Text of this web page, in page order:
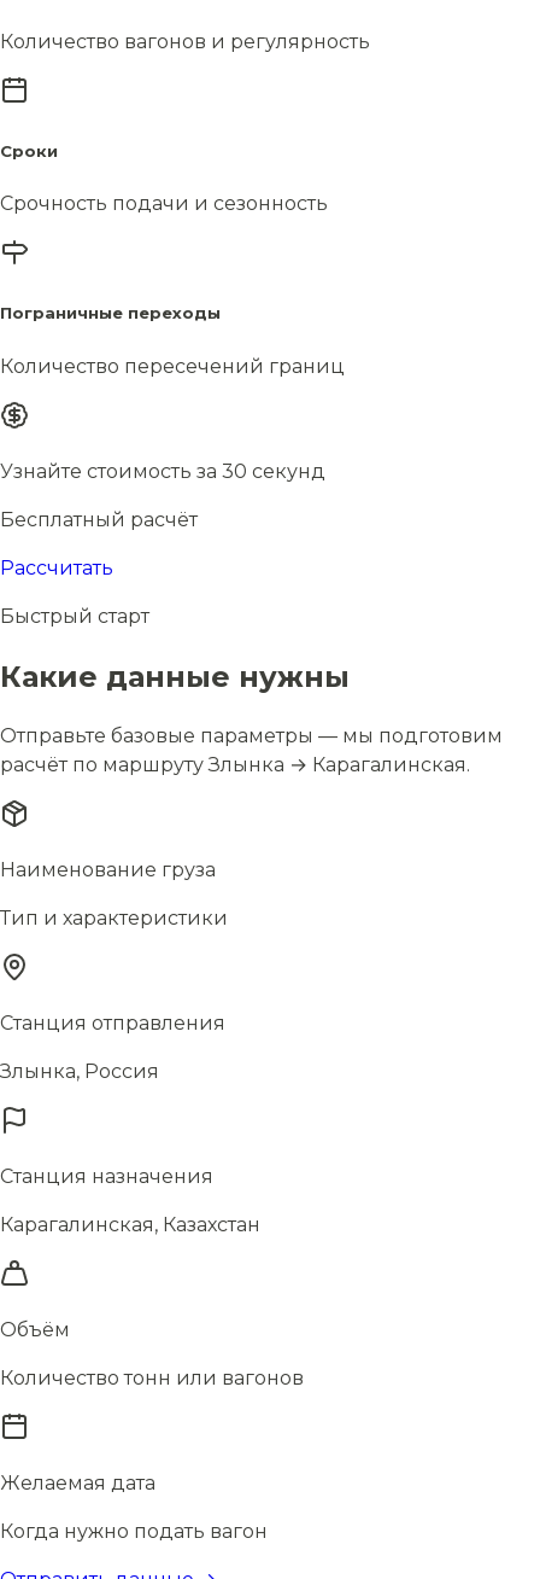
Количество вагонов и регулярность
Сроки
Срочность подачи и сезонность
Пограничные переходы
Количество пересечений границ
Узнайте стоимость за 30 секунд
Бесплатный расчёт
Рассчитать
Быстрый старт
Какие данные нужны
Отправьте базовые параметры — мы подготовим
расчёт по маршруту Злынка → Карагалинская.
Наименование груза
Тип и характеристики
Станция отправления
Злынка, Россия
Станция назначения
Карагалинская, Казахстан
Объём
Количество тонн или вагонов
Желаемая дата
Когда нужно подать вагон